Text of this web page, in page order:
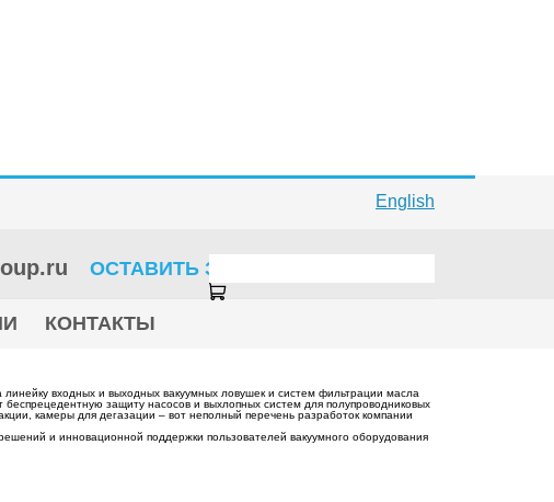
English
ОСТАВИТЬ ЗАЯВКУ
КОНТАКТЫ
входных и выходных вакуумных ловушек и систем фильтрации масла
защиту насосов и выхлопных систем для полупроводниковых
камеры для дегазации – вот неполный перечень разработок компании
и инновационной поддержки пользователей вакуумного оборудования